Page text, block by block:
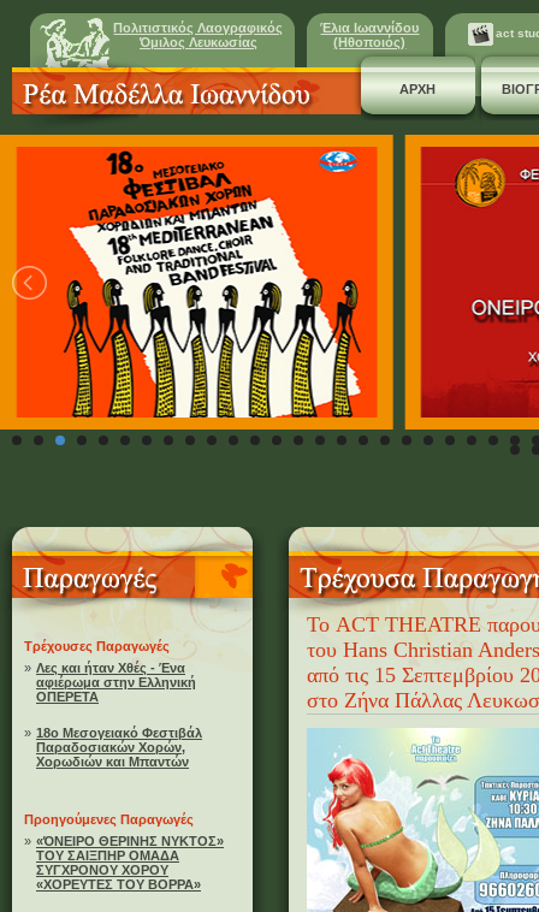
Πολιτιστικός Λαογραφικός
Όμιλος Λευκωσίας
Έλια Ιωαννίδου
(Ηθοποιός)
act
ΑΡΧΗ
Τρέχουσες Παραγωγές
» Λες και ήταν Χθές - Ένα
αφιέρωμα στην Ελληνική
ΟΠΕΡΕΤΑ
» 18ο Μεσογειακό Φεστιβάλ
Παραδοσιακών Χορών,
Χορωδιών και Μπαντών
Προηγούμενες Παραγωγές
» «ΌΝΕΙΡΟ ΘΕΡΙΝΗΣ ΝΥΚΤΟΣ»
ΤΟΥ ΣΑΙΞΠΗΡ ΟΜΑΔΑ
ΣΥΓΧΡΟΝΟΥ ΧΟΡΟΥ
«ΧΟΡΕΥΤΕΣ ΤΟΥ ΒΟΡΡΑ»
Το ACT THEATRE
του Hans Christian
από τις 15 Σεπτεμβρίου
στο Ζήνα Πάλλας